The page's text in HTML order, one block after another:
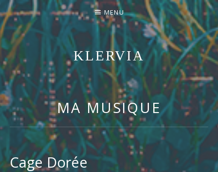
KLERVIA
ENTREZ DANS SON UNIVERS POP/FOLK
MENU
MA MUSIQUE
Cage Dorée